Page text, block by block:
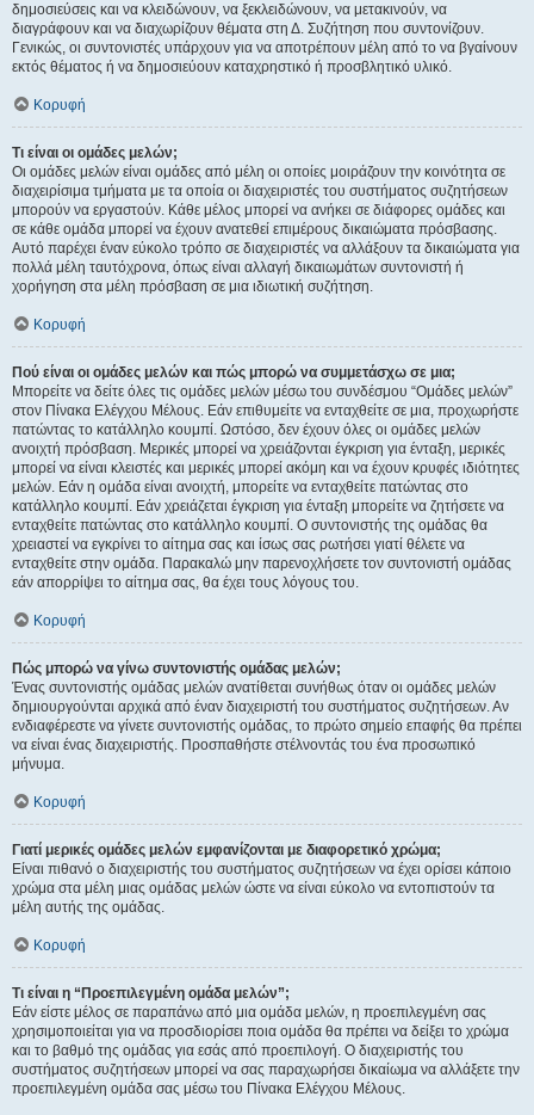
δημοσιεύσεις και να κλειδώνουν, να ξεκλειδώνουν, να μετακινούν, να
διαγράφουν και να διαχωρίζουν θέματα στη Δ. Συζήτηση που συντονίζουν.
Γενικώς, οι συντονιστές υπάρχουν για να αποτρέπουν μέλη από το να βγαίνουν
εκτός θέματος ή να δημοσιεύουν καταχρηστικό ή προσβλητικό υλικό.
Κορυφή
Τι είναι οι ομάδες μελών;
Οι ομάδες μελών είναι ομάδες από μέλη οι οποίες μοιράζουν την κοινότητα σε
διαχειρίσιμα τμήματα με τα οποία οι διαχειριστές του συστήματος συζητήσεων
μπορούν να εργαστούν. Κάθε μέλος μπορεί να ανήκει σε διάφορες ομάδες και
σε κάθε ομάδα μπορεί να έχουν ανατεθεί επιμέρους δικαιώματα πρόσβασης.
Αυτό παρέχει έναν εύκολο τρόπο σε διαχειριστές να αλλάξουν τα δικαιώματα για
πολλά μέλη ταυτόχρονα, όπως είναι αλλαγή δικαιωμάτων συντονιστή ή
χορήγηση στα μέλη πρόσβαση σε μια ιδιωτική συζήτηση.
Κορυφή
Πού είναι οι ομάδες μελών και πώς μπορώ να συμμετάσχω σε μια;
Μπορείτε να δείτε όλες τις ομάδες μελών μέσω του συνδέσμου “Ομάδες μελών”
στον Πίνακα Ελέγχου Μέλους. Εάν επιθυμείτε να ενταχθείτε σε μια, προχωρήστε
πατώντας το κατάλληλο κουμπί. Ωστόσο, δεν έχουν όλες οι ομάδες μελών
ανοιχτή πρόσβαση. Μερικές μπορεί να χρειάζονται έγκριση για ένταξη, μερικές
μπορεί να είναι κλειστές και μερικές μπορεί ακόμη και να έχουν κρυφές ιδιότητες
μελών. Εάν η ομάδα είναι ανοιχτή, μπορείτε να ενταχθείτε πατώντας στο
κατάλληλο κουμπί. Εάν χρειάζεται έγκριση για ένταξη μπορείτε να ζητήσετε να
ενταχθείτε πατώντας στο κατάλληλο κουμπί. Ο συντονιστής της ομάδας θα
χρειαστεί να εγκρίνει το αίτημα σας και ίσως σας ρωτήσει γιατί θέλετε να
ενταχθείτε στην ομάδα. Παρακαλώ μην παρενοχλήσετε τον συντονιστή ομάδας
εάν απορρίψει το αίτημα σας, θα έχει τους λόγους του.
Κορυφή
Πώς μπορώ να γίνω συντονιστής ομάδας μελών;
Ένας συντονιστής ομάδας μελών ανατίθεται συνήθως όταν οι ομάδες μελών
δημιουργούνται αρχικά από έναν διαχειριστή του συστήματος συζητήσεων. Αν
ενδιαφέρεστε να γίνετε συντονιστής ομάδας, το πρώτο σημείο επαφής θα πρέπει
να είναι ένας διαχειριστής. Προσπαθήστε στέλνοντάς του ένα προσωπικό
μήνυμα.
Κορυφή
Γιατί μερικές ομάδες μελών εμφανίζονται με διαφορετικό χρώμα;
Είναι πιθανό ο διαχειριστής του συστήματος συζητήσεων να έχει ορίσει κάποιο
χρώμα στα μέλη μιας ομάδας μελών ώστε να είναι εύκολο να εντοπιστούν τα
μέλη αυτής της ομάδας.
Κορυφή
Τι είναι η “Προεπιλεγμένη ομάδα μελών”;
Εάν είστε μέλος σε παραπάνω από μια ομάδα μελών, η προεπιλεγμένη σας
χρησιμοποιείται για να προσδιορίσει ποια ομάδα θα πρέπει να δείξει το χρώμα
και το βαθμό της ομάδας για εσάς από προεπιλογή. Ο διαχειριστής του
συστήματος συζητήσεων μπορεί να σας παραχωρήσει δικαίωμα να αλλάξετε την
προεπιλεγμένη ομάδα σας μέσω του Πίνακα Ελέγχου Μέλους.